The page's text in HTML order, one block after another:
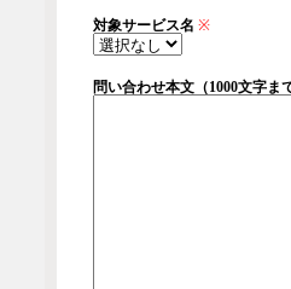
対象サービス名 ※
問い合わせ本文（1000文字ま